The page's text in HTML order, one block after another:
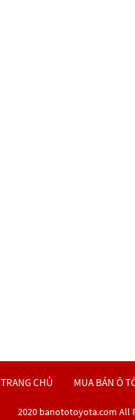
TRANG CHỦ MUA BÁN Ô
2020 banototoyota.com All